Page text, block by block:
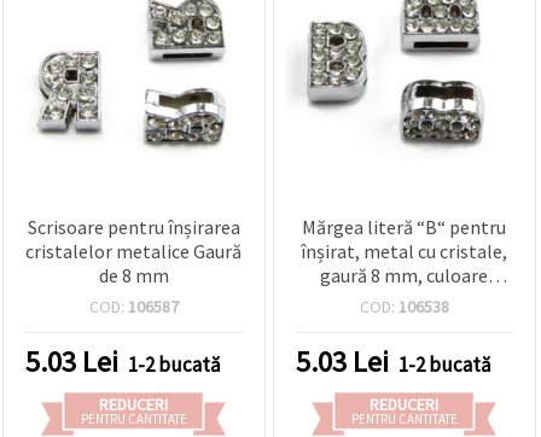
Scrisoare pentru înșirarea
cristalelor metalice Gaură
de 8 mm
COD: 106587
5.03 Lei 1-2 bucată
REDUCERI
PENTRU CANTITATE
Mărgea literă “B“ pentru
înșirat, metal cu cristale,
gaură 8 mm, culoare
argintie
COD: 106538
5.03 Lei 1-2 bucată
REDUCERI
PENTRU CANTITATE